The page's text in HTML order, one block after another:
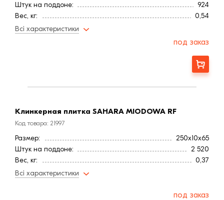
Штук на поддоне:
924
Вес, кг:
0,54
Страна:
Всі характеристики
под заказ
Заказать
Клинкерная плитка SAHARA MIODOWA RF
Код товара: 21997
Размер:
250х10х65
Штук на поддоне:
2 520
Вес, кг:
0,37
Страна:
51
Всі характеристики
под заказ